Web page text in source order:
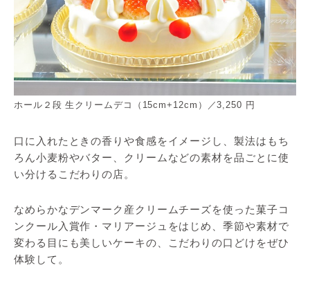
ホール２段 生クリームデコ（15cm+12cm）／3,250 円
口に入れたときの香りや食感をイメージし、製法はもち
ろん小麦粉やバター、クリームなどの素材を品ごとに使
い分けるこだわりの店。
なめらかなデンマーク産クリームチーズを使った菓子コ
ンクール入賞作・マリアージュをはじめ、季節や素材で
変わる目にも美しいケーキの、こだわりの口どけをぜひ
体験して。